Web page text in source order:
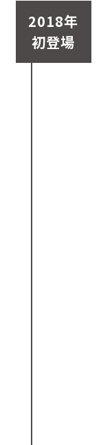
2018年
初登場